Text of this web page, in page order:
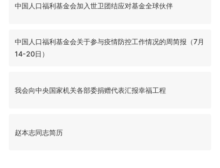
中国人口福利基金会加入世卫团结应对基金全球伙伴
中国人口福利基金会关于参与疫情防控工作情况的周简报（7月
14-20日）
我会向中央国家机关各部委捐赠代表汇报幸福工程
赵本志同志简历